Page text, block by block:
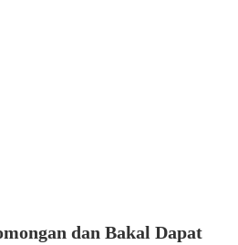
dan Bakal Dapat